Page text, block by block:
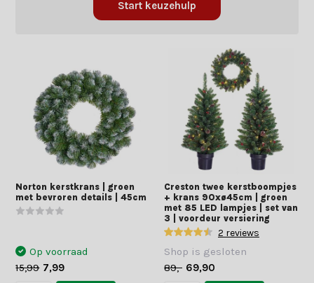
Start keuzehulp
Norton kerstkrans | groen
met bevroren details | 45cm
Op voorraad
15,99 7,99
Creston twee kerstboompjes
+ krans 90xø45cm | groen
met 85 LED lampjes | set van
3 | voordeur versiering
2 reviews
Shop is gesloten
89,- 69,90